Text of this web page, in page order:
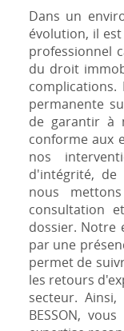
Dans un
évolution, il
professionnel
du droit
permanente
de garantir à
conforme aux
nos
d'intégrité, de
nous
consultation
dossier. Notre
par une
permet de
les retours
secteur. Ainsi,
BESSON,